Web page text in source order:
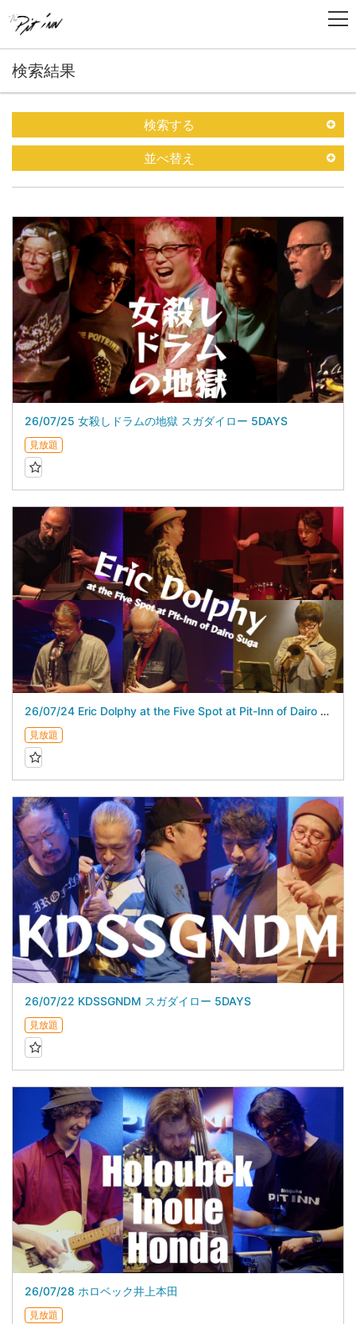
検索結果
検索する
並べ替え
26/07/25 女殺しドラムの地獄 スガダイロー 5DAYS
見放題
26/07/24 Eric Dolphy at the Five Spot at Pit-Inn of Dairo Suga スガダイロー 5DAYS
見放題
26/07/22 KDSSGNDM スガダイロー 5DAYS
見放題
26/07/28 ホロベック井上本田
見放題